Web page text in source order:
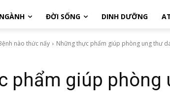
ĐỜI SỐNG DINH DƯỠNG
nào thức nấy Những thực phẩm giúp phòng ung thư
phẩm giúp phòng